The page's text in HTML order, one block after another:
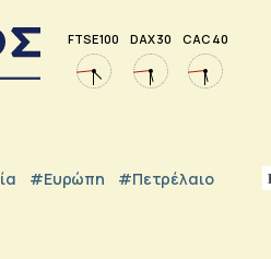
FTSE 100 DAX 30 CAC 40
#Ευρώπη #Πετρέλαιο